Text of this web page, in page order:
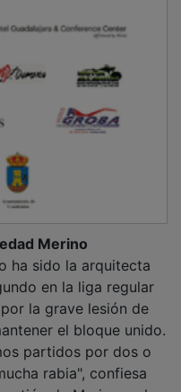
ha sido la arquitecta
en la liga regular
la grave lesión de
el bloque unido.
partidos por dos o
rabia", confiesa
de Merino en la